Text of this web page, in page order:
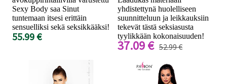
Sexy Body saa Sinut
tuntemaan itsesi erittäin
sensuelliksi sekä seksikkääksi!
55.99 €
yhdistettynä huolelliseen
suunnitteluun ja leikkauksiin
tekevät tästä seksiasusta
tyylikkään kokonaisuuden!
37.09 € 52.99 €